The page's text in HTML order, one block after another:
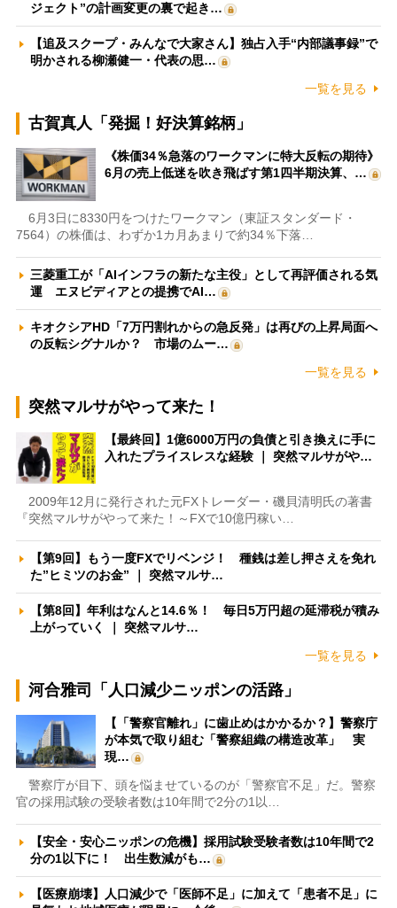
ジェクト”の計画変更の裏で起き…
【追及スクープ・みんなで大家さん】独占入手“内部議事録”で
明かされる柳瀬健一・代表の思…
一覧を見る
古賀真人「発掘！好決算銘柄」
《株価34％急落のワークマンに特大反転の期待》
6月の売上低迷を吹き飛ばす第1四半期決算、…
6月3日に8330円をつけたワークマン（東証スタンダード・
7564）の株価は、わずか1カ月あまりで約34％下落…
三菱重工が「AIインフラの新たな主役」として再評価される気
運 エヌビディアとの提携でAI…
キオクシアHD「7万円割れからの急反発」は再びの上昇局面へ
の反転シグナルか？ 市場のムー…
一覧を見る
突然マルサがやって来た！
【最終回】1億6000万円の負債と引き換えに手に
入れたプライスレスな経験 ｜ 突然マルサがや…
2009年12月に発行された元FXトレーダー・磯貝清明氏の著書
『突然マルサがやって来た！～FXで10億円稼い…
【第9回】もう一度FXでリベンジ！ 種銭は差し押さえを免れ
た”ヒミツのお金” ｜ 突然マルサ…
【第8回】年利はなんと14.6％！ 毎日5万円超の延滞税が積み
上がっていく ｜ 突然マルサ…
一覧を見る
河合雅司「人口減少ニッポンの活路」
【「警察官離れ」に歯止めはかかるか？】警察庁
が本気で取り組む「警察組織の構造改革」 実
現…
警察庁が目下、頭を悩ませているのが「警察官不足」だ。警察
官の採用試験の受験者数は10年間で2分の1以…
【安全・安心ニッポンの危機】採用試験受験者数は10年間で2
分の1以下に！ 出生数減がも…
【医療崩壊】人口減少で「医師不足」に加えて「患者不足」に